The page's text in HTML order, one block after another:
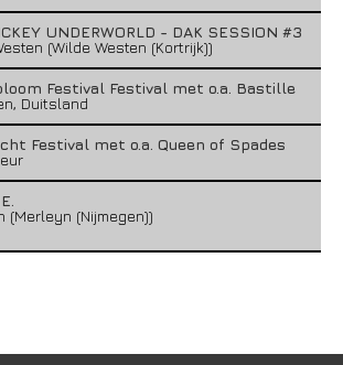
UNDERWORLD - DAK SESSION #3
(Wilde Westen (Kortrijk))
Festival Festival met o.a. Bastille
Duitsland
Festival met o.a. Queen of Spades
(Merleyn (Nijmegen))